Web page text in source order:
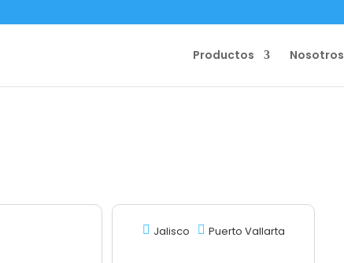
Productos Nosotros
Jalisco Puerto Vallarta